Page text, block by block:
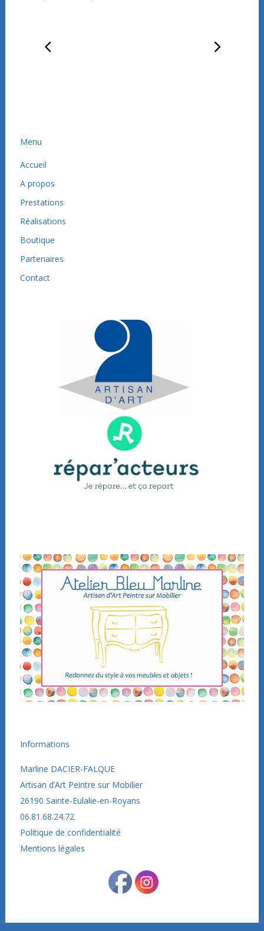
Menu
Accueil
A propos
Prestations
Réalisations
Boutique
Partenaires
Contact
Informations
Marline DACIER-FALQUE
Artisan d’Art Peintre sur Mobilier
26190 Sainte-Eulalie-en-Royans
06.81.68.24.72
Politique de confidentialité
Mentions légales